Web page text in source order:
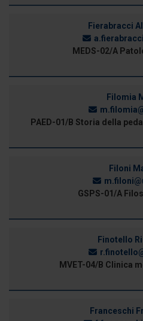
Fierabracci
MEDS-02/A
Filomia
PAED-01/B Storia della
Filoni
GSPS-01/A
Finotello
MVET-04/B Clinica
Franceschi